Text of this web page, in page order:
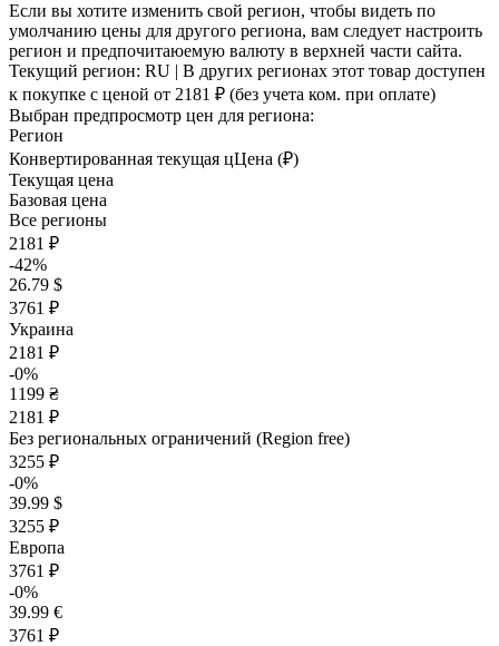
Если вы хотите изменить свой регион, чтобы видеть по
умолчанию цены для другого региона, вам следует настроить
регион и предпочитаюемую валюту в верхней части сайта.
Текущий регион: RU | В других регионах этот товар доступен
к покупке с ценой от 2181 ₽ (без учета ком. при оплате)
Выбран предпросмотр цен для региона:
Регион
Конвертированная текущая цЦена (₽)
Текущая цена
Базовая цена
Все регионы
2181 ₽
-42%
26.79 $
3761 ₽
Украина
2181 ₽
-0%
1199 ₴
2181 ₽
Без региональных ограничений (Region free)
3255 ₽
-0%
39.99 $
3255 ₽
Европа
3761 ₽
-0%
39.99 €
3761 ₽